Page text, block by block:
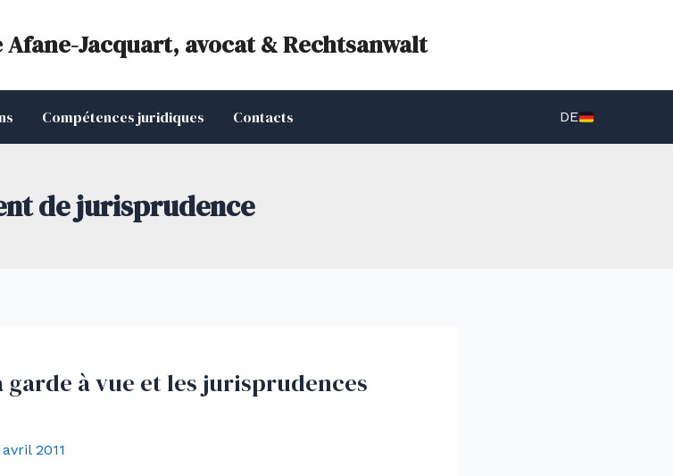
Jacquart, avocat & Rechtsanwalt
Compétences juridiques Contacts DE
de jurisprudence
à vue et les jurisprudences
avril 2011